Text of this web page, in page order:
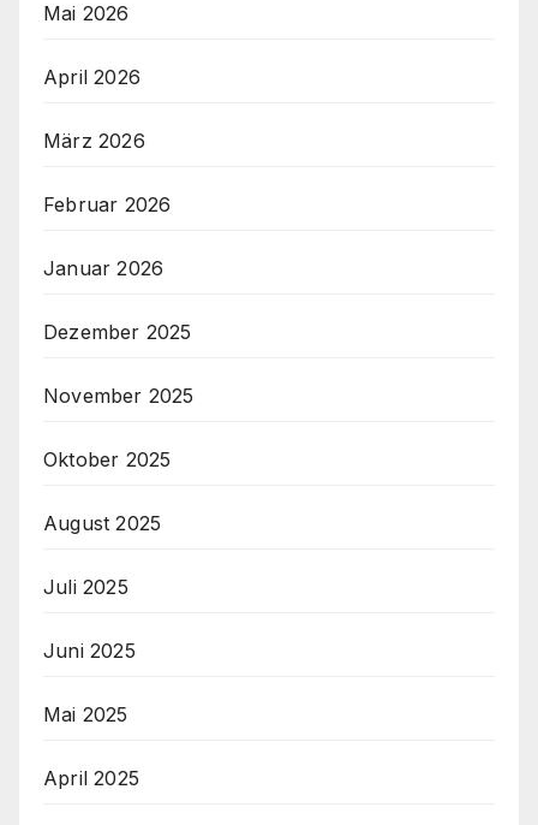
Mai 2026
April 2026
März 2026
Februar 2026
Januar 2026
Dezember 2025
November 2025
Oktober 2025
August 2025
Juli 2025
Juni 2025
Mai 2025
April 2025